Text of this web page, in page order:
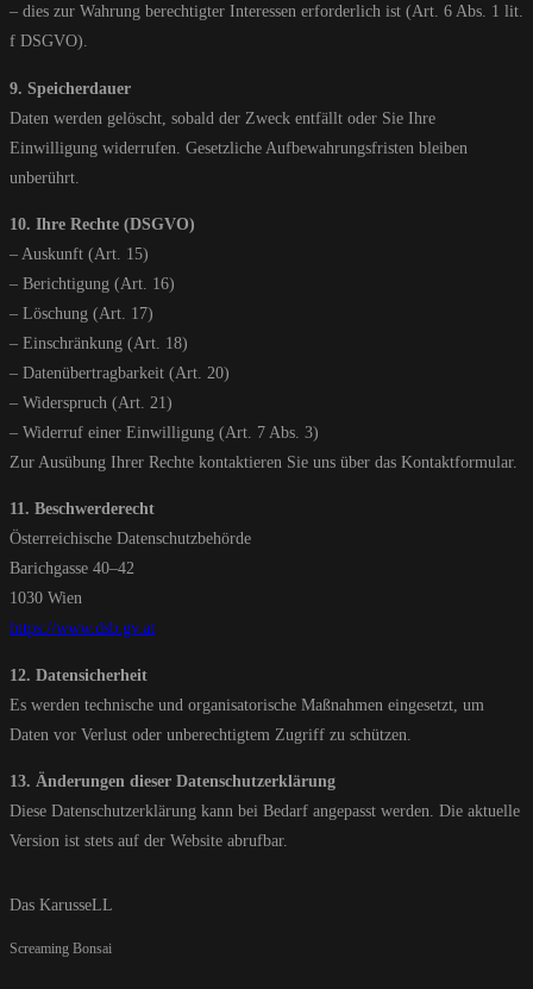
– dies zur Wahrung berechtigter Interessen erforderlich ist (Art. 6 Abs. 1 lit.
f DSGVO).
9. Speicherdauer
Daten werden gelöscht, sobald der Zweck entfällt oder Sie Ihre
Einwilligung widerrufen. Gesetzliche Aufbewahrungsfristen bleiben
unberührt.
10. Ihre Rechte (DSGVO)
– Auskunft (Art. 15)
– Berichtigung (Art. 16)
– Löschung (Art. 17)
– Einschränkung (Art. 18)
– Datenübertragbarkeit (Art. 20)
– Widerspruch (Art. 21)
– Widerruf einer Einwilligung (Art. 7 Abs. 3)
Zur Ausübung Ihrer Rechte kontaktieren Sie uns über das Kontaktformular.
11. Beschwerderecht
Österreichische Datenschutzbehörde
Barichgasse 40–42
1030 Wien
https://www.dsb.gv.at
12. Datensicherheit
Es werden technische und organisatorische Maßnahmen eingesetzt, um
Daten vor Verlust oder unberechtigtem Zugriff zu schützen.
13. Änderungen dieser Datenschutzerklärung
Diese Datenschutzerklärung kann bei Bedarf angepasst werden. Die aktuelle
Version ist stets auf der Website abrufbar.
Das KarusseLL
Screaming Bonsai